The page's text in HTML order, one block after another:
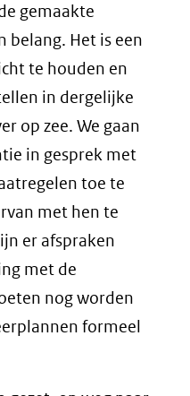
gemaakte
belang. Het is een
te houden en
in dergelijke
op zee. We gaan
in gesprek met
toe te
met hen te
er afspraken
met de
nog worden
formeel